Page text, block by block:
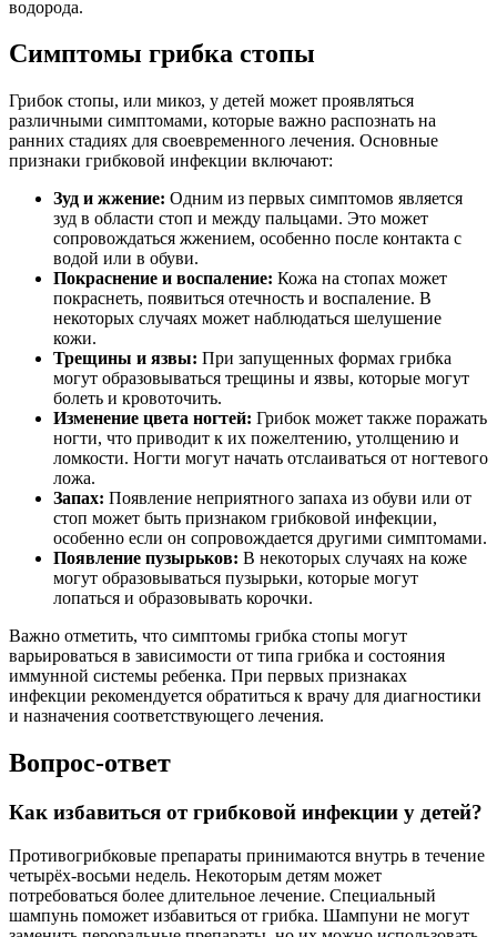
водорода.
Симптомы грибка стопы
Грибок стопы, или микоз, у детей может проявляться
различными симптомами, которые важно распознать на
ранних стадиях для своевременного лечения. Основные
признаки грибковой инфекции включают:
Зуд и жжение: Одним из первых симптомов является
зуд в области стоп и между пальцами. Это может
сопровождаться жжением, особенно после контакта с
водой или в обуви.
Покраснение и воспаление: Кожа на стопах может
покраснеть, появиться отечность и воспаление. В
некоторых случаях может наблюдаться шелушение
кожи.
Трещины и язвы: При запущенных формах грибка
могут образовываться трещины и язвы, которые могут
болеть и кровоточить.
Изменение цвета ногтей: Грибок может также поражать
ногти, что приводит к их пожелтению, утолщению и
ломкости. Ногти могут начать отслаиваться от ногтевого
ложа.
Запах: Появление неприятного запаха из обуви или от
стоп может быть признаком грибковой инфекции,
особенно если он сопровождается другими симптомами.
Появление пузырьков: В некоторых случаях на коже
могут образовываться пузырьки, которые могут
лопаться и образовывать корочки.
Важно отметить, что симптомы грибка стопы могут
варьироваться в зависимости от типа грибка и состояния
иммунной системы ребенка. При первых признаках
инфекции рекомендуется обратиться к врачу для диагностики
и назначения соответствующего лечения.
Вопрос-ответ
Как избавиться от грибковой инфекции у детей?
Противогрибковые препараты принимаются внутрь в течение
четырёх-восьми недель. Некоторым детям может
потребоваться более длительное лечение. Специальный
шампунь поможет избавиться от грибка. Шампуни не могут